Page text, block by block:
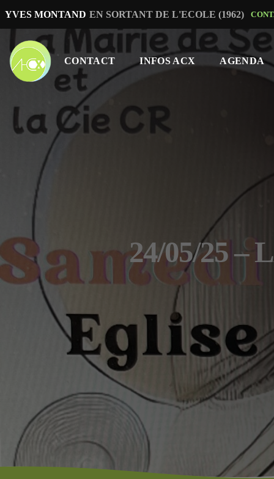
YVES MONTAND EN SORTANT DE L'ECOLE (1962)
CONTACT INFOS ACX AGENDA
24/05/25 –